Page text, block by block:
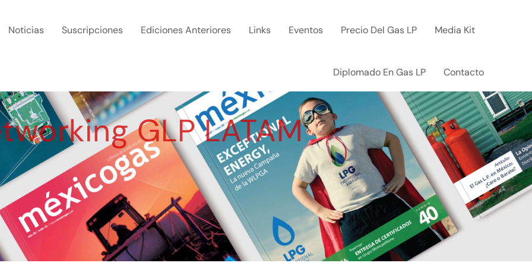
Noticias Suscripciones Ediciones Anteriores Links Eventos Precio Del Gas LP Media Kit
Diplomado En Gas LP Contacto
GLP LATAM